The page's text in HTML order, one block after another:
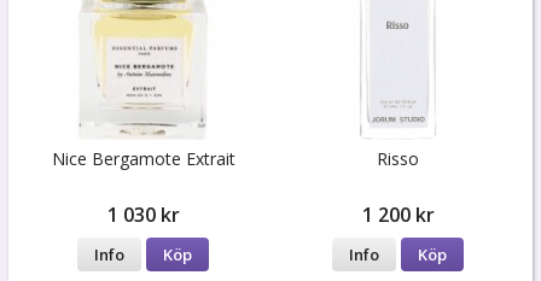
Nice Bergamote Extrait
1 030 kr
Info Köp
Risso
1 200 kr
Info Köp